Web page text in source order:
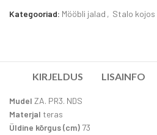
Kategooriad: Mööbli jalad , Stalo kojos
KIRJELDUS LISAINFO
Mudel ZA. PR3. NDS
Materjal teras
Üldine kõrgus (cm) 73